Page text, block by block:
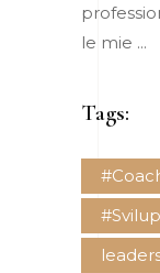
le mie
Tags: